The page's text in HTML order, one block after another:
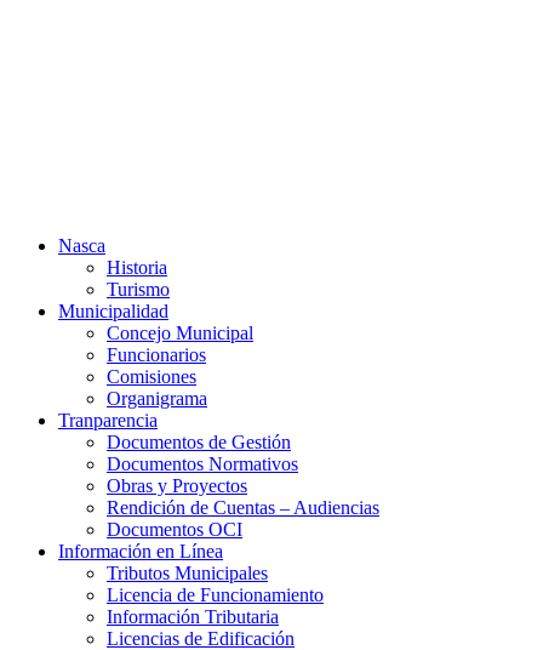
Nasca
Historia
Turismo
Municipalidad
Concejo Municipal
Funcionarios
Comisiones
Organigrama
Tranparencia
Documentos de Gestión
Documentos Normativos
Obras y Proyectos
Rendición de Cuentas – Audiencias
Documentos OCI
Información en Línea
Tributos Municipales
Licencia de Funcionamiento
Información Tributaria
Licencias de Edificación